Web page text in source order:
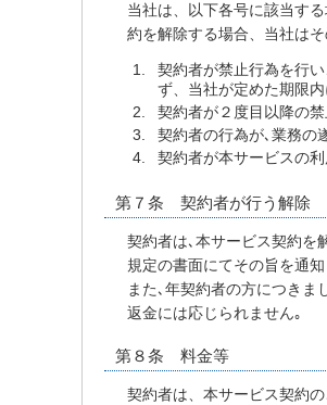
当社は、以下各号に該当す
約を解除する場合、当社は
契約者が禁止行為を行
ず、当社が定めた期限
契約者が２度目以降の禁
契約者の行為が､業務の
契約者が本サービスの
第７条 契約者が行う解除
契約者は､本サービス契約を
規定の書面にてその旨を通
また､年契約者の方につきま
返金には応じられません｡
第８条 料金等
契約者は、本サービス契約